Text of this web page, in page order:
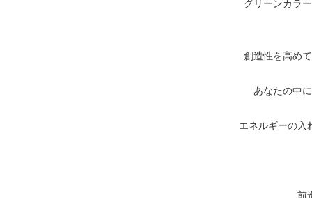
グリーンカラ
創造性を高め
あなたの中
エネルギーの入
前